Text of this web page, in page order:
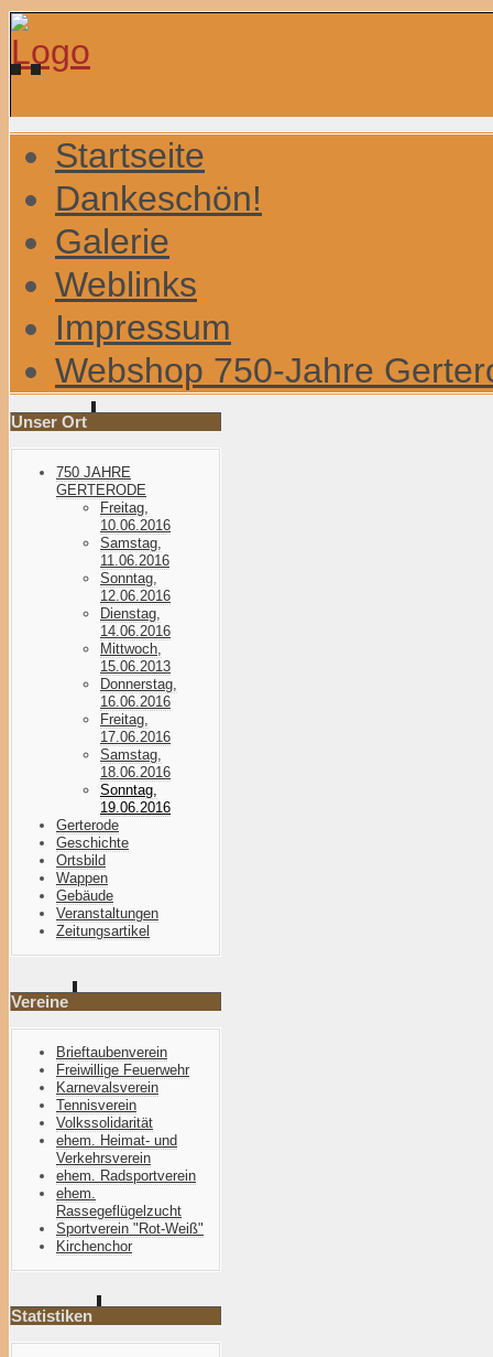
Startseite
Dankeschön!
Galerie
Weblinks
Impressum
Webshop 750-Jahre
Unser Ort
750 JAHRE
GERTERODE
Freitag,
10.06.2016
Samstag,
11.06.2016
Sonntag,
12.06.2016
Dienstag,
14.06.2016
Mittwoch,
15.06.2013
Donnerstag,
16.06.2016
Freitag,
17.06.2016
Samstag,
18.06.2016
Sonntag,
19.06.2016
Gerterode
Geschichte
Ortsbild
Wappen
Gebäude
Veranstaltungen
Zeitungsartikel
Vereine
Brieftaubenverein
Freiwillige Feuerwehr
Karnevalsverein
Tennisverein
Volkssolidarität
ehem. Heimat- und
Verkehrsverein
ehem. Radsportverein
ehem.
Rassegeflügelzucht
Sportverein "Rot-Weiß"
Kirchenchor
Statistiken